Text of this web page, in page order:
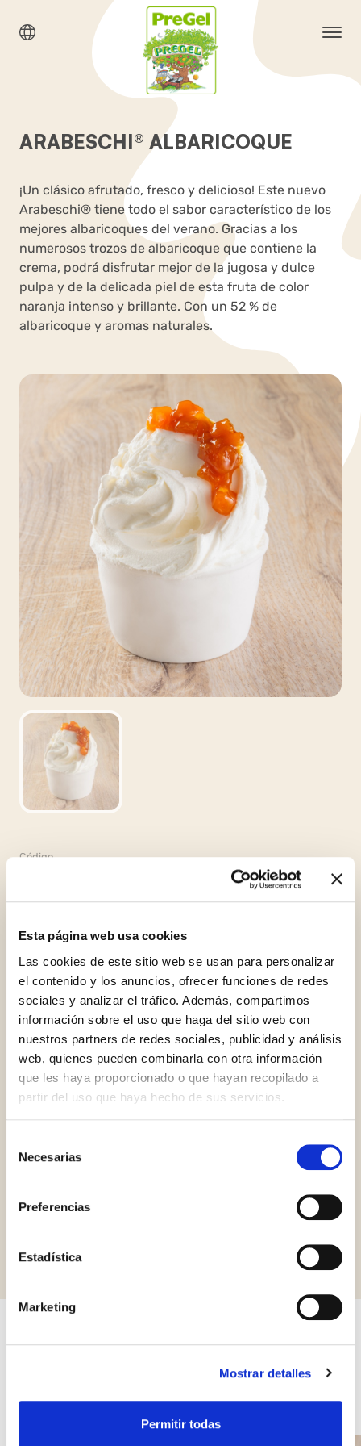
Esta página web usa cookies
Las cookies de este sitio web se usan para personalizar
el contenido y los anuncios, ofrecer funciones de redes
sociales y analizar el tráfico. Además, compartimos
información sobre el uso que haga del sitio web con
nuestros partners de redes sociales, publicidad y análisis
web, quienes pueden combinarla con otra información
que les haya proporcionado o que hayan recopilado a
partir del uso que haya hecho de sus servicios.
Necesarias
Preferencias
Estadística
Marketing
Mostrar detalles
Permitir todas
ARABESCHI® ALBARICOQUE
¡Un clásico afrutado, fresco y delicioso! Este nuevo
Arabeschi® tiene todo el sabor característico de los
mejores albaricoques del verano. Gracias a los
numerosos trozos de albaricoque que contiene la
crema, podrá disfrutar mejor de la jugosa y dulce
pulpa y de la delicada piel de esta fruta de color
naranja intenso y brillante. Con un 52 % de
albaricoque y aromas naturales.
Código
Categorías
Envasado
2 cubos x 3kg (6kg)
Gluten Free